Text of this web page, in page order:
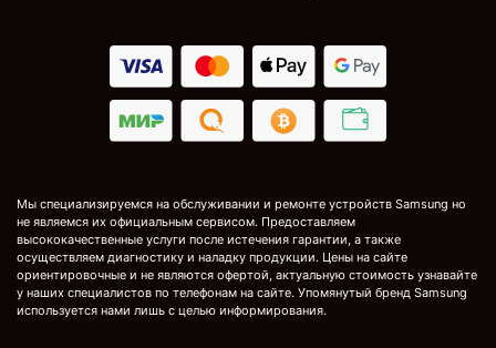
Мы специализируемся на обслуживании и ремонте устройств Samsung но
не являемся их официальным сервисом. Предоставляем
высококачественные услуги после истечения гарантии, а также
осуществляем диагностику и наладку продукции. Цены на сайте
ориентировочные и не являются офертой, актуальную стоимость узнавайте
у наших специалистов по телефонам на сайте. Упомянутый бренд Samsung
используется нами лишь с целью информирования.